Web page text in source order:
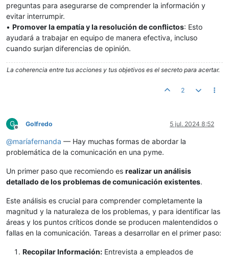
preguntas para asegurarse de comprender la información y
evitar interrumpir.
• Promover la empatía y la resolución de conflictos: Esto
ayudará a trabajar en equipo de manera efectiva, incluso
cuando surjan diferencias de opinión.
La coherencia entre tus acciones y tus objetivos es el secreto para acertar.
2
G
Desconectado
Golfredo 5 jul. 2024 8:52
@maríafernanda — Hay muchas formas de abordar la
problemática de la comunicación en una pyme.
Un primer paso que recomiendo es realizar un análisis
detallado de los problemas de comunicación existentes.
Este análisis es crucial para comprender completamente la
magnitud y la naturaleza de los problemas, y para identificar las
áreas y los puntos críticos donde se producen malentendidos o
fallas en la comunicación. Tareas a desarrollar en el primer paso:
Recopilar Información: Entrevista a empleados de